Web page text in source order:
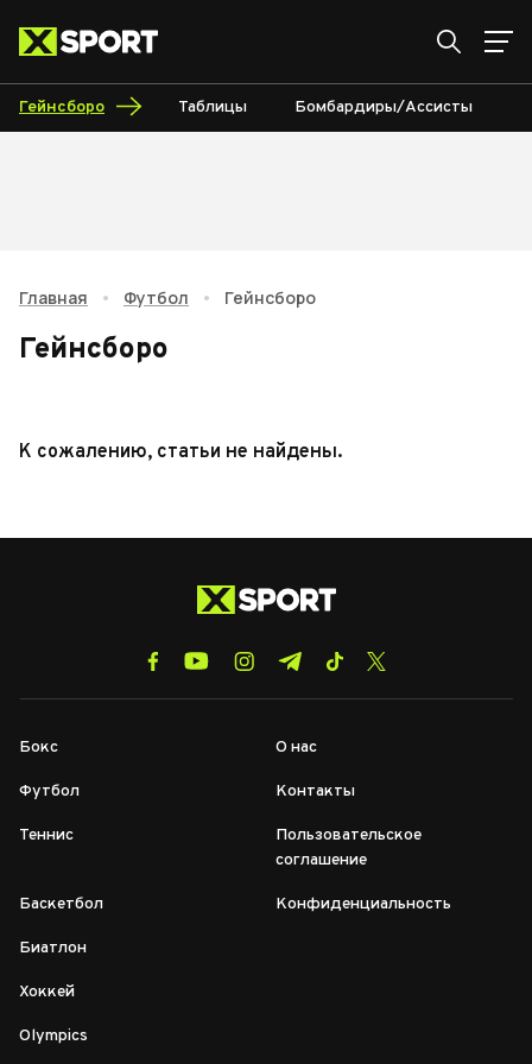
Гейнсборо Таблицы Бомбардиры/Ассисты
Главная • Футбол • Гейнсборо
Гейнсборо
К сожалению, статьи не найдены.
Бокс
Футбол
Теннис
Баскетбол
Биатлон
Хоккей
Olympics
О нас
Контакты
Пользовательское
соглашение
Конфиденциальность